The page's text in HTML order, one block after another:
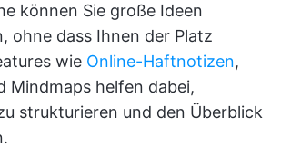
können Sie große Ideen
ohne dass Ihnen der Platz
wie Online-Haftnotizen,
Mindmaps helfen dabei,
strukturieren und den Überblick